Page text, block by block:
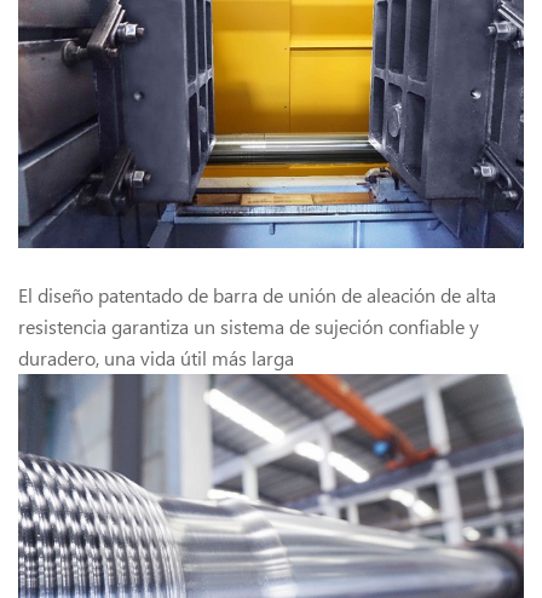
El diseño patentado de barra de unión de aleación de alta
resistencia garantiza un sistema de sujeción confiable y
duradero, una vida útil más larga